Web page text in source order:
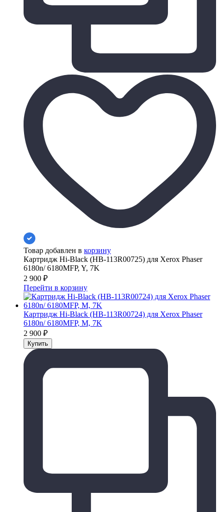
Товар добавлен в корзину
Картридж Hi-Black (HB-113R00725) для Xerox Phaser
6180n/ 6180MFP, Y, 7K
2 900 ₽
Перейти в корзину
Картридж Hi-Black (HB-113R00724) для Xerox Phaser
6180n/ 6180MFP, M, 7K
2 900 ₽